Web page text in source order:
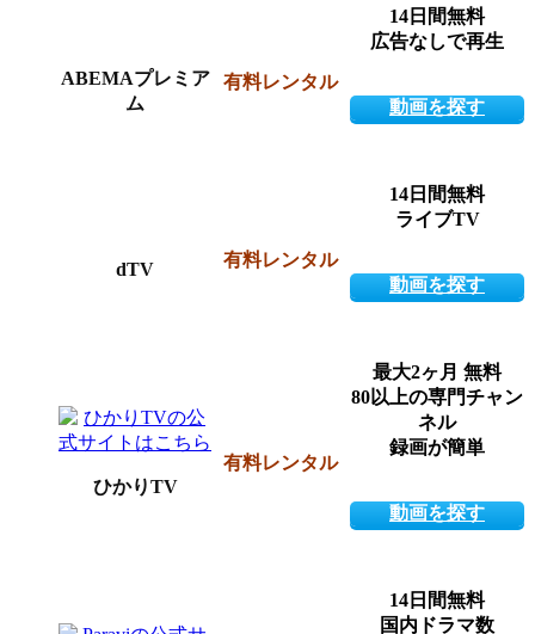
ABEMAプレミア
ム
有料レンタル
14日間無料
広告なしで再生
動画を探す
dTV 有料レンタル
14日間無料
ライブTV
動画を探す
ひかりTV
有料レンタル
最大2ヶ月 無料
80以上の専門チャン
ネル
録画が簡単
動画を探す
14日間無料
国内ドラマ数